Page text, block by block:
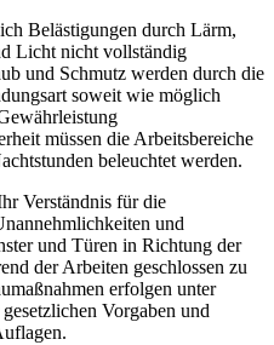
Belästigungen durch Lärm,
Licht nicht vollständig
und Schmutz werden durch die
soweit wie möglich
müssen die Arbeitsbereiche
beleuchtet werden.
Verständnis für die
und
und Türen in Richtung der
der Arbeiten geschlossen zu
erfolgen unter
Vorgaben und